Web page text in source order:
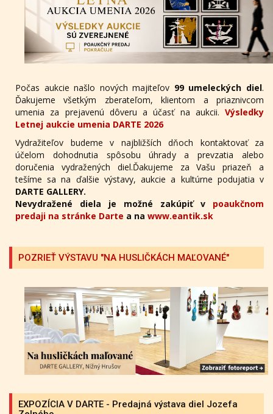
Počas aukcie našlo nových majiteľov 99 umeleckých diel.
Ďakujeme všetkým zberateľom, klientom a priaznivcom
umenia za prejavenú dôveru a účasť na aukcii. Výsledky
Letnej aukcie umenia DARTE 2026
Vydražiteľov budeme v najbližších dňoch kontaktovať za
účelom dohodnutia spôsobu úhrady a prevzatia alebo
doručenia vydražených diel.Ďakujeme za Vašu priazeň a
tešíme sa na ďalšie výstavy, aukcie a kultúrne podujatia v
DARTE GALLERY.
Nevydražené diela je možné zakúpiť v poaukčnom
predaji na stránke Darte a na www.eantik.sk
POZRIEŤ VÝSTAVU "NA HUSLIČKÁCH MAĽOVANÉ"
EXPOZÍCIA V DARTE - Predajná výstava diel Jozefa